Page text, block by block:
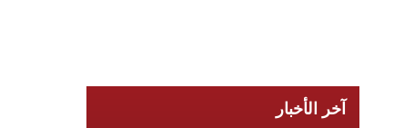
آخر الأخبار